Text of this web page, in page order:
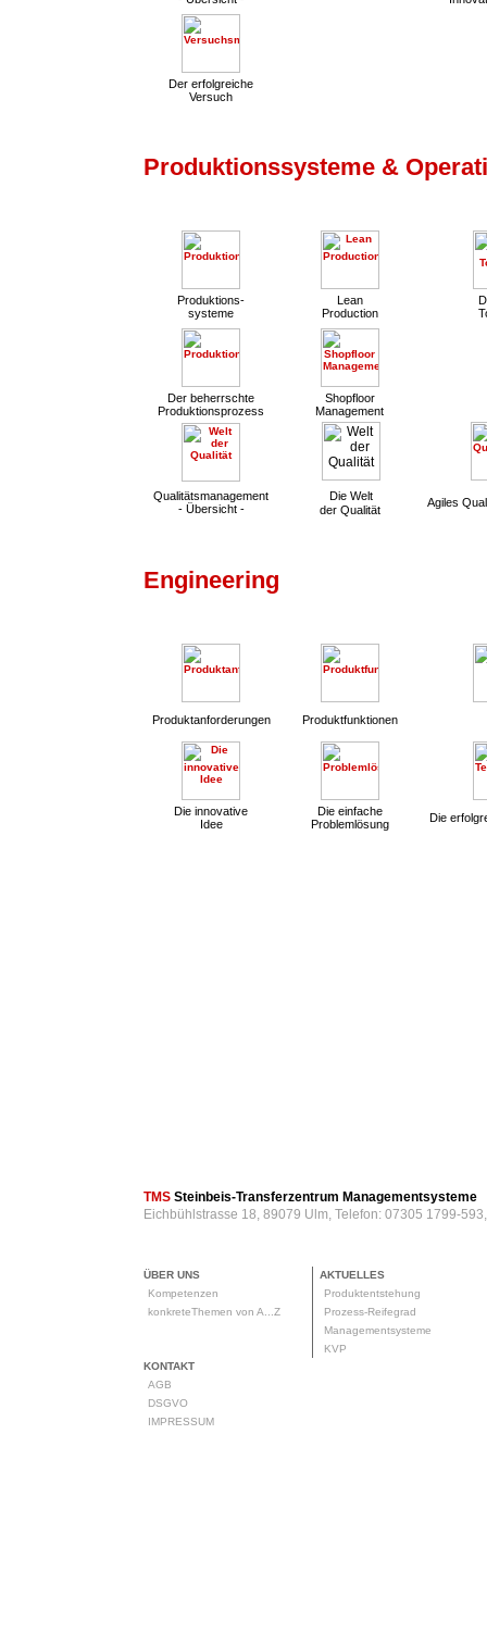
Der erfolgreiche
Versuch
Produktionssysteme &
Produktions-
systeme
Lean
Production
Der beherrschte
Produktionsprozess
Shopfloor
Management
Qualitätsmanagement
- Übersicht -
Die Welt
der Qualität
Agiles
Engineering
Produktanforderungen Produktfunktionen
Die innovative
Idee
Die einfache
Problemlösung
Die
TMS Steinbeis-Transferzentrum Managementsysteme
Eichbühlstrasse 18, 89079 Ulm, Telefon: 07305 1799-
ÜBER UNS
Kompetenzen
konkreteThemen von A...Z
AKTUELLES
Produktentstehung
Prozess-Reifegrad
Managementsysteme
KVP
KONTAKT
AGB
DSGVO
IMPRESSUM